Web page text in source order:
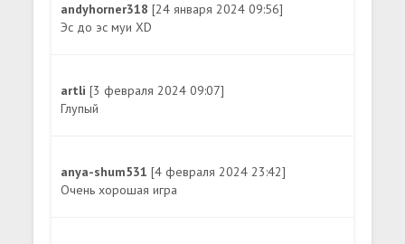
andyhorner318[24 января 2024 09:56]
Эс до эс муи XD
artli[3 февраля 2024 09:07]
Глупый
anya-shum531[4 февраля 2024 23:42]
Очень хорошая игра